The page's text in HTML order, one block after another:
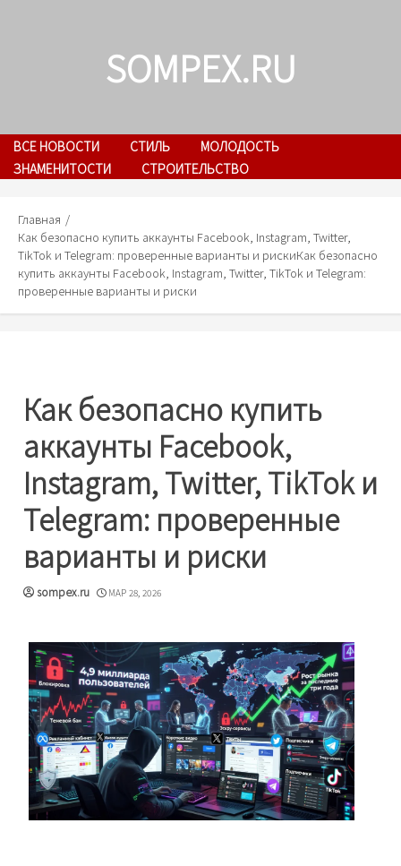
SOMPEX.RU
ВСЕ НОВОСТИ СТИЛЬ
МОЛОДОСТЬ
ЗНАМЕНИТОСТИ
СТРОИТЕЛЬСТВО
Главная
Как безопасно купить аккаунты Facebook, Instagram, Twitter,
TikTok и Telegram: проверенные варианты и рискиКак безопасно
купить аккаунты Facebook, Instagram, Twitter, TikTok и Telegram:
проверенные варианты и риски
Как безопасно купить
аккаунты Facebook,
Instagram, Twitter, TikTok и
Telegram: проверенные
варианты и риски
sompex.ru МАР 28, 2026